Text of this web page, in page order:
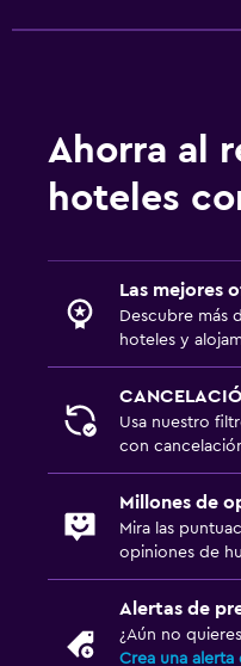
Habitación
Almohada de plumas
Enchufe cerca de la cama
Perchero
Armario o clóset
Estacionamiento y
Estacionamiento gratuito
Estacionamiento privado
Servicio de traslado
Sistema de
Ahorra al
hoteles
Las mejores
Descubre más
hoteles y
Usa nuestro
con
Millones de
Mira las
opiniones de
Alertas de
¿Aún no
Crea una